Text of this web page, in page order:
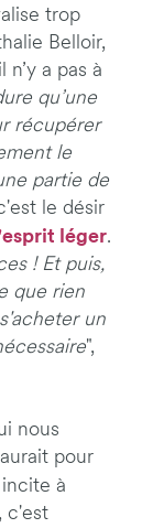
trop
Belloir,
a pas à
qu’une
récupérer
le
partie de
le désir
léger.
! Et puis,
que rien
un
",
nous
pour
à
c'est